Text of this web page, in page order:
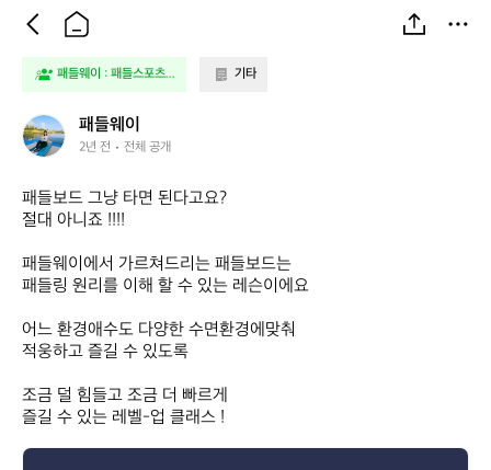
패들웨이 : 패들스포츠... 기타
패
들
이
패들웨이
2년 전 전체 공개
패들보드 그냥 타면 된다고요?
절대 아니죠 !!!!
패들웨이에서 가르쳐드리는 패들보드는
패들링 원리를 이해 할 수 있는 레슨이에요
어느 환경애수도 다양한 수면환경에맞춰
적웅하고 즐길 수 있도록
조금 덜 힘들고 조금 더 빠르게
즐길 수 있는 레벨-업 클래스 !
패